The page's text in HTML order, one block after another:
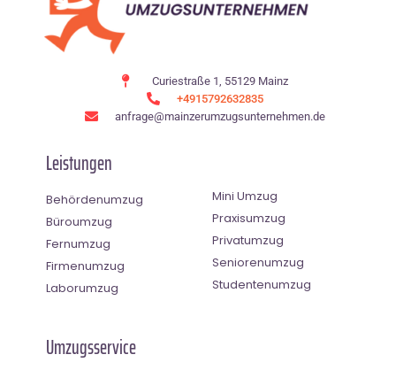
Curiestraße 1, 55129 Mainz
+4915792632835
anfrage@mainzerumzugsunternehmen.de
Leistungen
Behördenumzug
Büroumzug
Fernumzug
Firmenumzug
Laborumzug
Mini Umzug
Praxisumzug
Privatumzug
Seniorenumzug
Studentenumzug
Umzugsservice